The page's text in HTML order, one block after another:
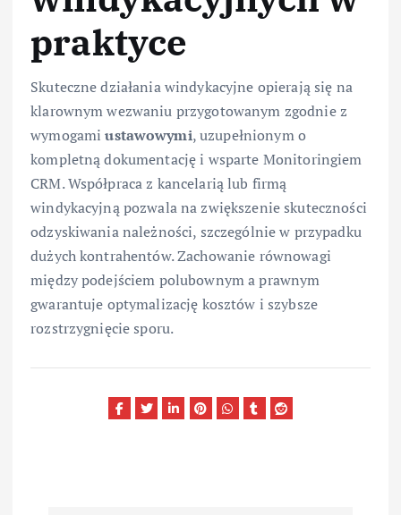
praktyce
Skuteczne działania windykacyjne opierają się na
klarownym wezwaniu przygotowanym zgodnie z
wymogamiustawowymi, uzupełnionym o
kompletną dokumentację i wsparte Monitoringiem
CRM. Współpraca z kancelarią lub firmą
windykacyjną pozwala na zwiększenie skuteczności
odzyskiwania należności, szczególnie w przypadku
dużych kontrahentów. Zachowanie równowagi
między podejściem polubownym a prawnym
gwarantuje optymalizację kosztów i szybsze
rozstrzygnięcie sporu.